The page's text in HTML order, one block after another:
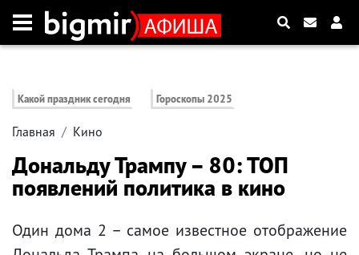
Какой праздник сегодня Гороскопы 2025
Главная Кино
Дональду Трампу – 80: ТОП
появлений политика в кино
Один дома 2 – самое известное отображение